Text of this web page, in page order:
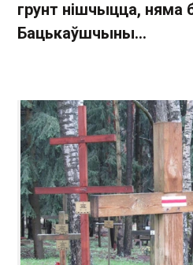
грунт нішчыцца, няма
Бацькаўшчыны...